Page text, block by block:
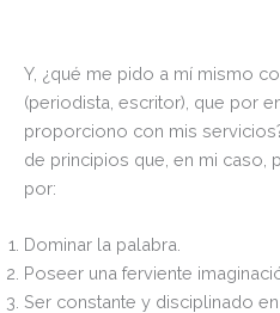
Y, ¿qué me pido a mí mismo
(periodista, escritor), que por
proporciono con mis
de principios que, en mi caso,
por:
Dominar la palabra.
Poseer una ferviente
Ser constante y disciplinado